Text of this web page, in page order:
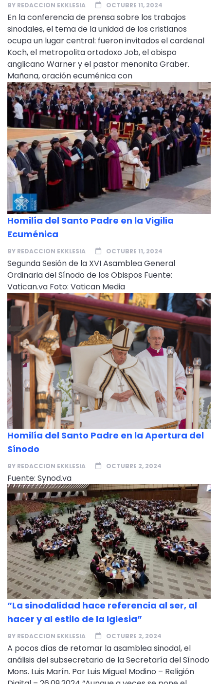
BY REDACCION EKKLESIA OCTUBRE 11, 2024
En la conferencia de prensa sobre los trabajos
sinodales, el tema de la unidad de los cristianos
ocupa un lugar central: fueron invitados el cardenal
Koch, el metropolita ortodoxo Job, el obispo
anglicano Warner y el pastor menonita Graber.
Mañana, oración ecuménica con
Homilía del Santo Padre en la Vigilia
Ecuménica
BY REDACCION EKKLESIA OCTUBRE 11, 2024
Segunda Sesión de la XVI Asamblea General
Ordinaria del Sínodo de los Obispos Fuente:
Vatican.va Foto: Vatican Media
Homilía del Santo Padre en la Apertura del
Sínodo
BY REDACCION EKKLESIA OCTUBRE 2, 2024
Fuente: Synod.va
“La sinodalidad hace referencia al ser, al
hacer y al estilo de la Iglesia”
BY REDACCION EKKLESIA OCTUBRE 2, 2024
A pocos días de retomar la asamblea sinodal, el
análisis del subsecretario de la Secretaría del Sínodo
Mons. Luis Marín. Por Luis Miguel Modino – Religión